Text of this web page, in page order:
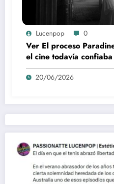
Lucenpop 0
Ver El proceso
el cine todavía
del espectador
20/06/2026